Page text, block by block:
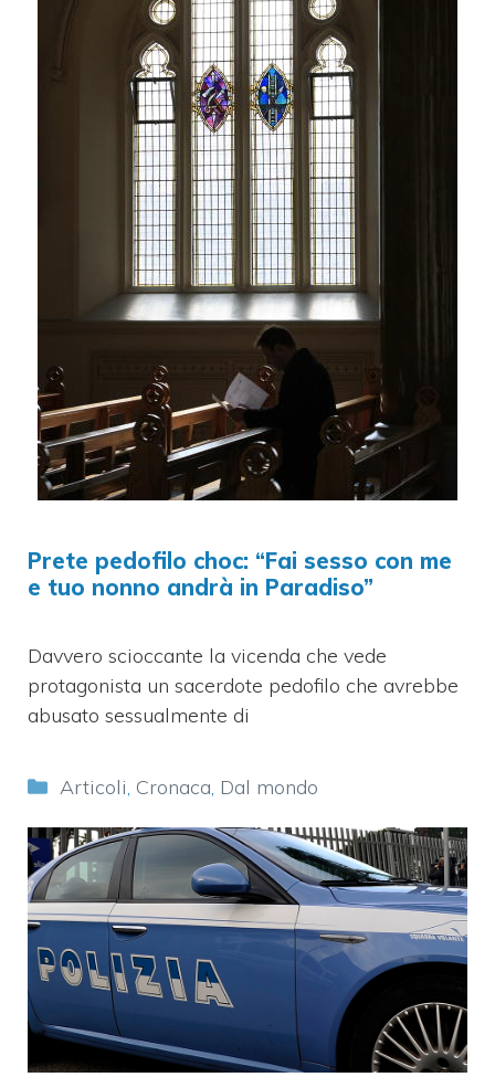
Prete pedofilo choc: “Fai sesso con me
e tuo nonno andrà in Paradiso”
Davvero scioccante la vicenda che vede
protagonista un sacerdote pedofilo che avrebbe
abusato sessualmente di
Categorie
Articoli, Cronaca, Dal mondo